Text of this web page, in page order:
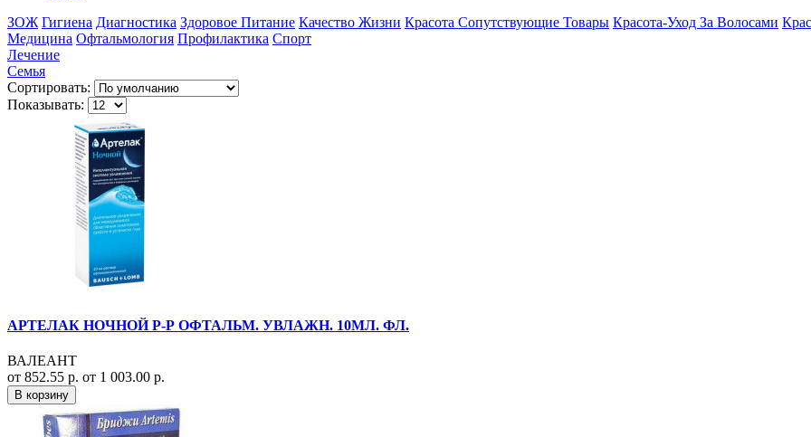
ЗОЖ Гигиена Диагностика Здоровое Питание Качество Жизни Красота Сопутствующие Товары Красота-Уход За Волосами
Медицина Офтальмология Профилактика Спорт
Лечение
Семья
Сортировать:
Показывать:
АРТЕЛАК НОЧНОЙ Р-Р ОФТАЛЬМ. УВЛАЖН. 10МЛ. ФЛ.
ВАЛЕАНТ
от 852.55 р. от 1 003.00 р.
В корзину